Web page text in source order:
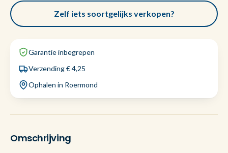
Zelf iets soortgelijks verkopen?
Garantie inbegrepen
Verzending € 4,25
Ophalen in Roermond
Omschrijving